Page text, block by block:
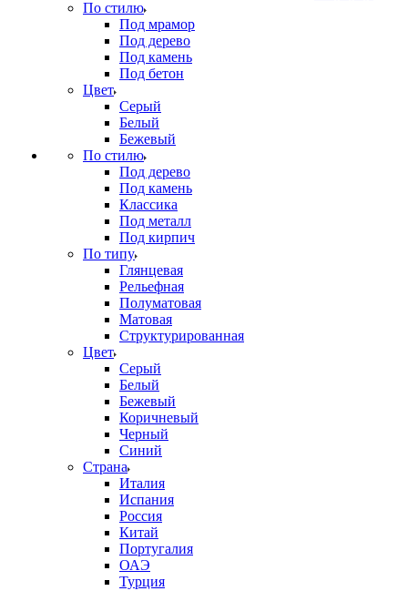
По стилю
Под мрамор
Под дерево
Под камень
Под бетон
Цвет
Серый
Белый
Бежевый
По стилю
Под дерево
Под камень
Классика
Под металл
Под кирпич
По типу
Глянцевая
Рельефная
Полуматовая
Матовая
Структурированная
Цвет
Серый
Белый
Бежевый
Коричневый
Черный
Синий
Страна
Италия
Испания
Россия
Китай
Португалия
ОАЭ
Турция